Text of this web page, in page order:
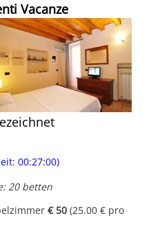
Vacanze
00:27:00)
20 betten
€ 50 (25.00 € pro